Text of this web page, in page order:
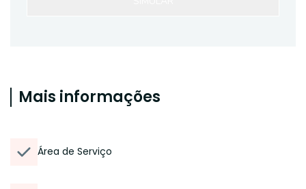
Mais informações
Área de Serviço